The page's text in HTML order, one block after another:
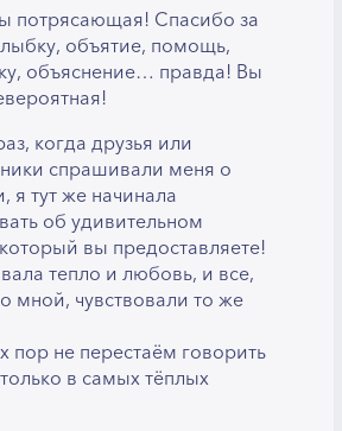
потрясающая! Спасибо за
объятие, помощь,
объяснение… правда! Вы
когда друзья или
спрашивали меня о
я тут же начинала
об удивительном
вы предоставляете!
тепло и любовь, и все,
мной, чувствовали то же
пор не перестаём говорить
в самых тёплых